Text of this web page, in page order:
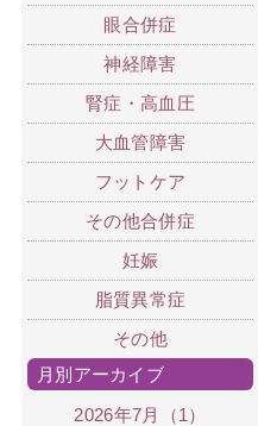
眼合併症
神経障害
腎症・高血圧
大血管障害
フットケア
その他合併症
妊娠
脂質異常症
その他
月別アーカイブ
2026年7月（1）